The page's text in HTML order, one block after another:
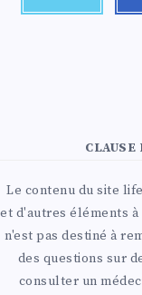
Le contenu du site
et d'autres éléments
n'est pas destiné à
des questions sur
consulter un